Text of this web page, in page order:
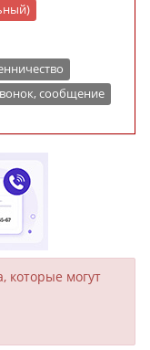
сообщение
кото­рые могут